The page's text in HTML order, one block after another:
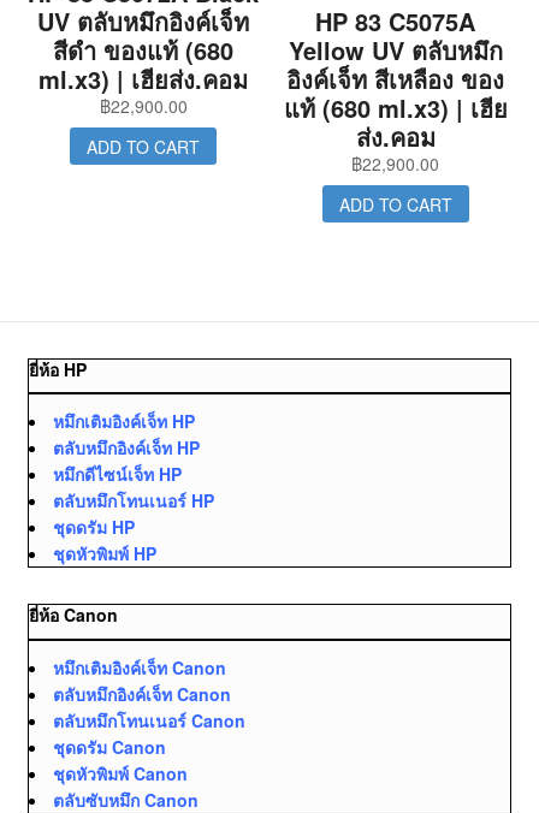
UV ตลับหมึกอิงค์เจ็ท
สีดำ ของแท้ (680
ml.x3) | เฮียส่ง.คอม
฿22,900.00
ADD TO CART
HP 83 C5075A
Yellow UV ตลับหมึก
อิงค์เจ็ท สีเหลือง ของ
แท้ (680 ml.x3) | เฮีย
ส่ง.คอม
฿22,900.00
ADD TO CART
ยี่ห้อ HP
หมึกเติมอิงค์เจ็ท HP
ตลับหมึกอิงค์เจ็ท HP
หมึกดีไซน์เจ็ท HP
ตลับหมึกโทนเนอร์ HP
ชุดดรัม HP
ชุดหัวพิมพ์ HP
ยี่ห้อ Canon
หมึกเติมอิงค์เจ็ท Canon
ตลับหมึกอิงค์เจ็ท Canon
ตลับหมึกโทนเนอร์ Canon
ชุดดรัม Canon
ชุดหัวพิมพ์ Canon
ตลับซับหมึก Canon